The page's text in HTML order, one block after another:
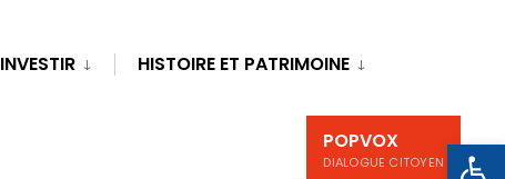
INVESTIR HISTOIRE ET PATRIMOINE
POPVOX
DIALOGUE CITOYEN